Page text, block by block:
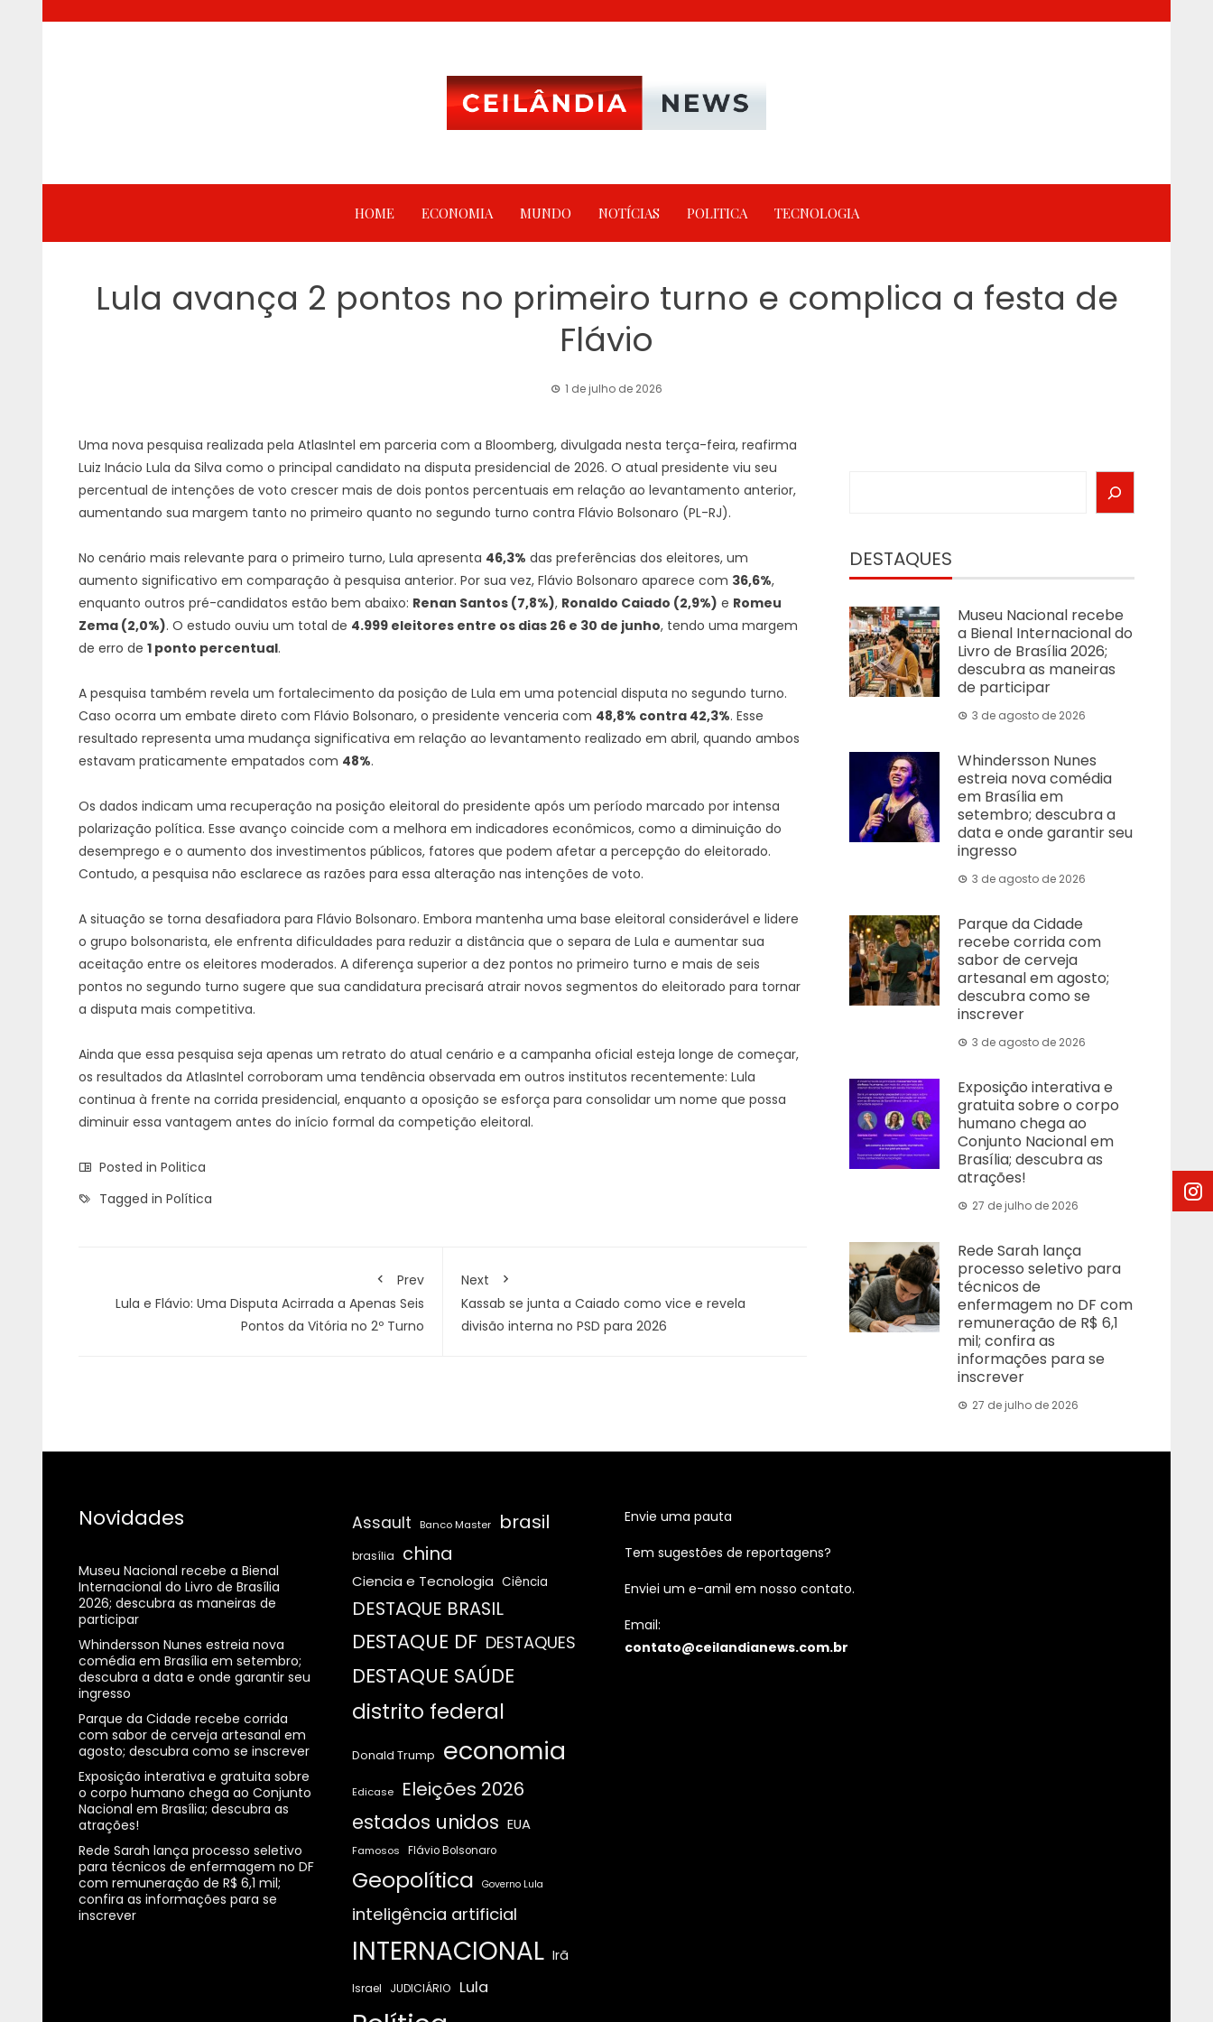
HOME ECONOMIA MUNDO NOTÍCIAS POLITICA TECNOLOGIA
Lula avança 2 pontos no primeiro turno e complica a festa de
Flávio
1 de julho de 2026
Uma nova pesquisa realizada pela AtlasIntel em parceria com a Bloomberg, divulgada nesta terça-feira, reafirma
Luiz Inácio Lula da Silva como o principal candidato na disputa presidencial de 2026. O atual presidente viu seu
percentual de intenções de voto crescer mais de dois pontos percentuais em relação ao levantamento anterior,
aumentando sua margem tanto no primeiro quanto no segundo turno contra Flávio Bolsonaro (PL-RJ).
No cenário mais relevante para o primeiro turno, Lula apresenta 46,3% das preferências dos eleitores, um
aumento significativo em comparação à pesquisa anterior. Por sua vez, Flávio Bolsonaro aparece com 36,6%,
enquanto outros pré-candidatos estão bem abaixo: Renan Santos (7,8%), Ronaldo Caiado (2,9%) e Romeu
Zema (2,0%). O estudo ouviu um total de 4.999 eleitores entre os dias 26 e 30 de junho, tendo uma margem
de erro de 1 ponto percentual.
A pesquisa também revela um fortalecimento da posição de Lula em uma potencial disputa no segundo turno.
Caso ocorra um embate direto com Flávio Bolsonaro, o presidente venceria com 48,8% contra 42,3%. Esse
resultado representa uma mudança significativa em relação ao levantamento realizado em abril, quando ambos
estavam praticamente empatados com 48%.
Os dados indicam uma recuperação na posição eleitoral do presidente após um período marcado por intensa
polarização política. Esse avanço coincide com a melhora em indicadores econômicos, como a diminuição do
desemprego e o aumento dos investimentos públicos, fatores que podem afetar a percepção do eleitorado.
Contudo, a pesquisa não esclarece as razões para essa alteração nas intenções de voto.
A situação se torna desafiadora para Flávio Bolsonaro. Embora mantenha uma base eleitoral considerável e lidere
o grupo bolsonarista, ele enfrenta dificuldades para reduzir a distância que o separa de Lula e aumentar sua
aceitação entre os eleitores moderados. A diferença superior a dez pontos no primeiro turno e mais de seis
pontos no segundo turno sugere que sua candidatura precisará atrair novos segmentos do eleitorado para tornar
a disputa mais competitiva.
Ainda que essa pesquisa seja apenas um retrato do atual cenário e a campanha oficial esteja longe de começar,
os resultados da AtlasIntel corroboram uma tendência observada em outros institutos recentemente: Lula
continua à frente na corrida presidencial, enquanto a oposição se esforça para consolidar um nome que possa
diminuir essa vantagem antes do início formal da competição eleitoral.
Posted in Politica
Tagged in Política
Prev
Lula e Flávio: Uma Disputa Acirrada a Apenas Seis
Pontos da Vitória no 2º Turno
Next
Kassab se junta a Caiado como vice e revela
divisão interna no PSD para 2026
DESTAQUES
Museu Nacional recebe
a Bienal Internacional do
Livro de Brasília 2026;
descubra as maneiras
de participar
3 de agosto de 2026
Whindersson Nunes
estreia nova comédia
em Brasília em
setembro; descubra a
data e onde garantir seu
ingresso
3 de agosto de 2026
Parque da Cidade
recebe corrida com
sabor de cerveja
artesanal em agosto;
descubra como se
inscrever
3 de agosto de 2026
Exposição interativa e
gratuita sobre o corpo
humano chega ao
Conjunto Nacional em
Brasília; descubra as
atrações!
27 de julho de 2026
Rede Sarah lança
processo seletivo para
técnicos de
enfermagem no DF com
remuneração de R$ 6,1
mil; confira as
informações para se
inscrever
27 de julho de 2026
Novidades
Museu Nacional recebe a Bienal
Internacional do Livro de Brasília
2026; descubra as maneiras de
participar
Whindersson Nunes estreia nova
comédia em Brasília em setembro;
descubra a data e onde garantir seu
ingresso
Parque da Cidade recebe corrida
com sabor de cerveja artesanal em
agosto; descubra como se inscrever
Exposição interativa e gratuita sobre
o corpo humano chega ao Conjunto
Nacional em Brasília; descubra as
atrações!
Rede Sarah lança processo seletivo
para técnicos de enfermagem no DF
com remuneração de R$ 6,1 mil;
confira as informações para se
inscrever
Assault Banco Master brasil
brasília china
Ciencia e Tecnologia Ciência
DESTAQUE BRASIL
DESTAQUE DF DESTAQUES
DESTAQUE SAÚDE
distrito federal
Donald Trump economia
Edicase Eleições 2026
estados unidos EUA
Famosos Flávio Bolsonaro
Geopolítica Governo Lula
inteligência artificial
INTERNACIONAL Irã
Israel JUDICIÁRIO Lula
Envie uma pauta
Tem sugestões de reportagens?
Enviei um e-amil em nosso contato.
Email:
contato@ceilandianews.com.br